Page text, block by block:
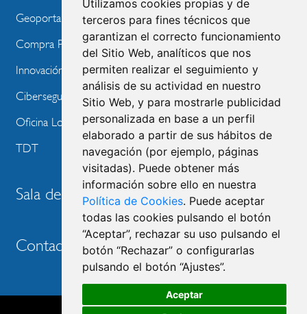
Utilizamos cookies propias y de
terceros para fines técnicos que
garantizan el correcto funcionamiento
del Sitio Web, analíticos que nos
permiten realizar el seguimiento y
análisis de su actividad en nuestro
Sitio Web, y para mostrarle publicidad
personalizada en base a un perfil
elaborado a partir de sus hábitos de
navegación (por ejemplo, páginas
visitadas). Puede obtener más
información sobre ello en nuestra
Política de Cookies. Puede aceptar
todas las cookies pulsando el botón
“Aceptar”, rechazar su uso pulsando el
botón “Rechazar” o configurarlas
pulsando el botón “Ajustes”.
Aceptar
Geoportal
Compra Pública de Innovación
Innovación Tecnológica
Ciberseguridad
Oficina Local de Ayudas Públicas
TDT
Sala de prensa
Contacto